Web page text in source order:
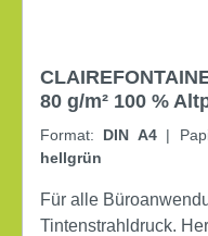
80 g/m² 100 %
hellgrün
Format: DIN A4 |
hellgrün
Für alle
Tintenstrahldruck.